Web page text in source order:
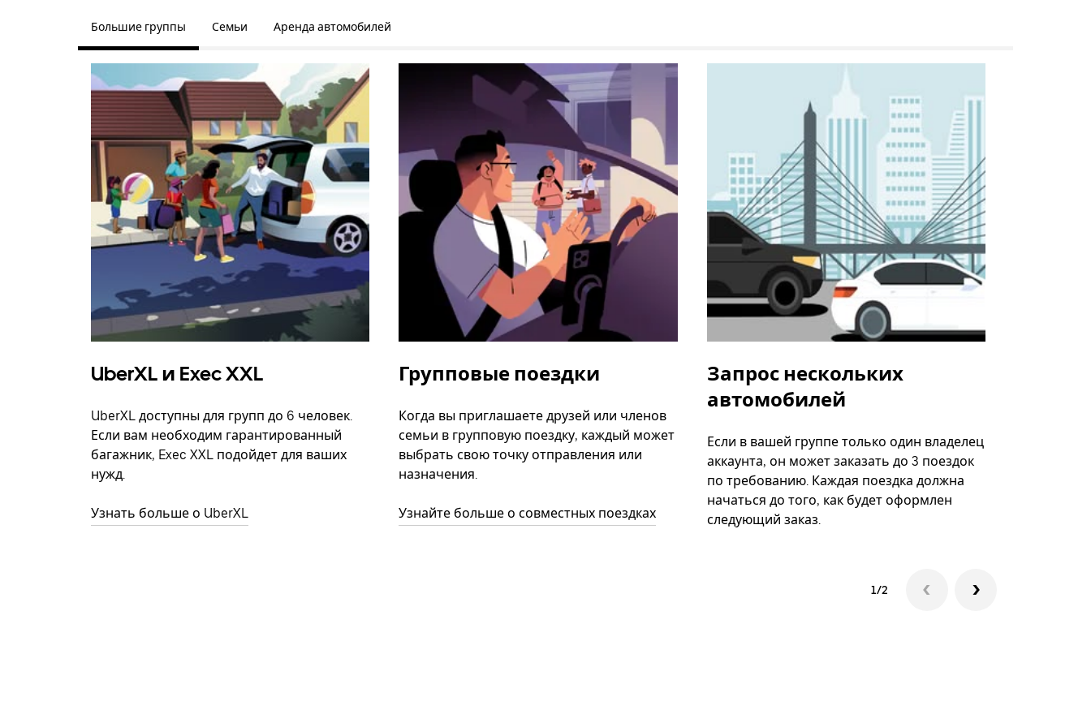
Большие группы Семьи Аренда автомобилей
UberXL и Exec XXL
UberXL доступны для групп до 6 человек.
Если вам необходим гарантированный
багажник, Exec XXL подойдет для ваших
нужд.
Узнать больше о UberXL
Групповые поездки
Когда вы приглашаете друзей или членов
семьи в групповую поездку, каждый может
выбрать свою точку отправления или
назначения.
Узнайте больше о совместных поездках
Запрос нескольких
автомобилей
Если в вашей группе только один владелец
аккаунта, он может заказать до 3 поездок
по требованию. Каждая поездка должна
начаться до того, как будет оформлен
следующий заказ.
1/2